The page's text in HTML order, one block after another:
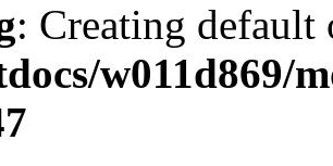
: Creating
w011d869/